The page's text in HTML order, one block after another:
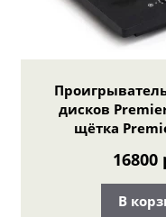
дисков
щётка
16800
В